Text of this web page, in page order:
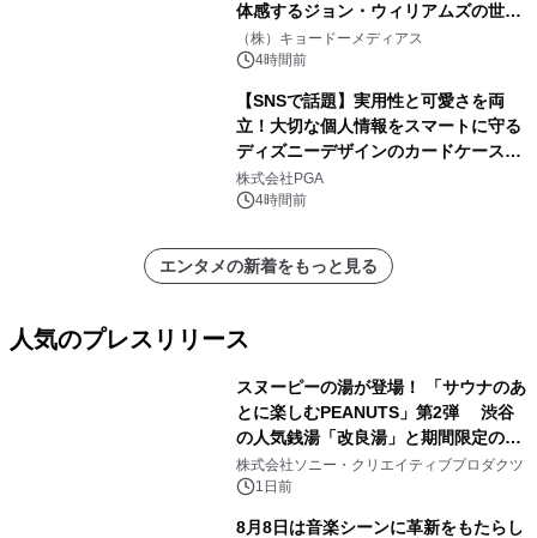
体感するジョン・ウィリアムズの世
界。ジョン・ウィリアムズ：シネマ・
スペクタキュラー・コンサート 開催決
（株）キョードーメディアス
4時間前
【SNSで話題】実用性と可愛さを両
立！大切な個人情報をスマートに守る
ディズニーデザインのカードケースを
株式会社PGAが8月7日発売
株式会社PGA
4時間前
エンタメの新着をもっと見る
人気のプレスリリース
スヌーピーの湯が登場！ 「サウナのあ
とに楽しむPEANUTS」第2弾 渋谷
の人気銭湯「改良湯」と期間限定のコ
ラボレーション サウナイキタイコラ
ボグッズも発売決定！
株式会社ソニー・クリエイティブプロダクツ
1日前
8月8日は音楽シーンに革新をもたらし